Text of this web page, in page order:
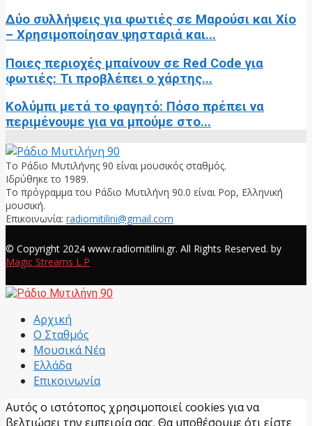
Δύο συλλήψεις για φωτιές σε Μαρούσι και Χίο
– Χρησιμοποίησαν ψησταριά και...
Ποιες περιοχές μπαίνουν σε Red Code για
φωτιές: Τι προβλέπει ο χάρτης...
Κολύμπι μετά το φαγητό: Πόσο πρέπει να
περιμένουμε για να μπούμε στο...
Το Ράδιο Μυτιλήνης 90 είναι μουσικός σταθμός.
Ιδρύθηκε το 1989.
Το πρόγραμμα του Ράδιο Μυτιλήνη 90.0 είναι Pop, Ελληνική
μουσική.
Επικοινωνία: radiomitilini@gmail.com
© Copyright 2024 www.radiomitilini.gr. All Rights Reserved. by
Magic Streams L.P
Αρχική
Ο Σταθμός
Μουσικά Νέα
Ελλάδα
Επικοινωνία
Αυτός ο ιστότοπος χρησιμοποιεί cookies για να
βελτιώσει την εμπειρία σας. Θα υποθέσουμε ότι είστε